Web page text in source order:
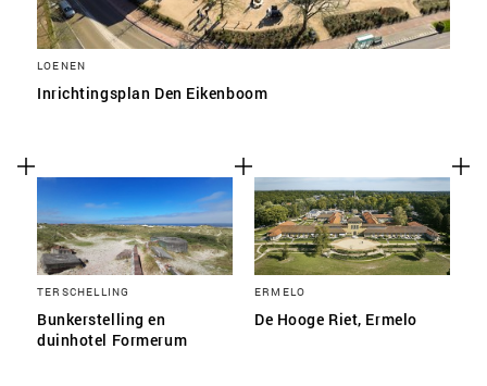
LOENEN
Inrichtingsplan Den Eikenboom
TERSCHELLING
Bunkerstelling en
duinhotel Formerum
ERMELO
De Hooge Riet, Ermelo